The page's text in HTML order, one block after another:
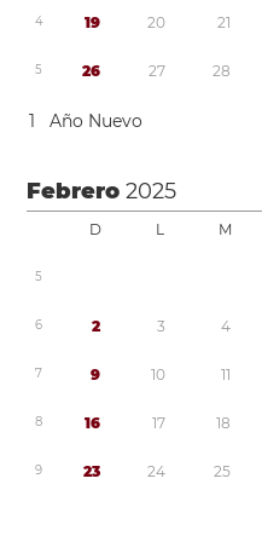
4 19 20 21
5 26 27 28
1 Año Nuevo
Febrero2025
D L M
5
6 2 3 4
7 9 10 11
8 16 17 18
9 23 24 25